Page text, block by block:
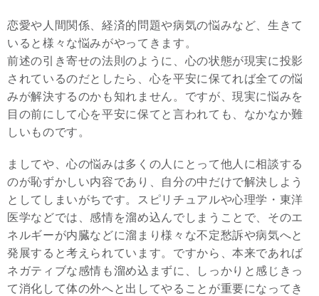
恋愛や人間関係、経済的問題や病気の悩みなど、生きて
いると様々な悩みがやってきます。
前述の引き寄せの法則のように、心の状態が現実に投影
されているのだとしたら、心を平安に保てれば全ての悩
みが解決するのかも知れません。ですが、現実に悩みを
目の前にして心を平安に保てと言われても、なかなか難
しいものです。
ましてや、心の悩みは多くの人にとって他人に相談する
のが恥ずかしい内容であり、自分の中だけで解決しよう
としてしまいがちです。スピリチュアルや心理学・東洋
医学などでは、感情を溜め込んでしまうことで、そのエ
ネルギーが内臓などに溜まり様々な不定愁訴や病気へと
発展すると考えられています。ですから、本来であれば
ネガティブな感情も溜め込まずに、しっかりと感じきっ
て消化して体の外へと出してやることが重要になってき